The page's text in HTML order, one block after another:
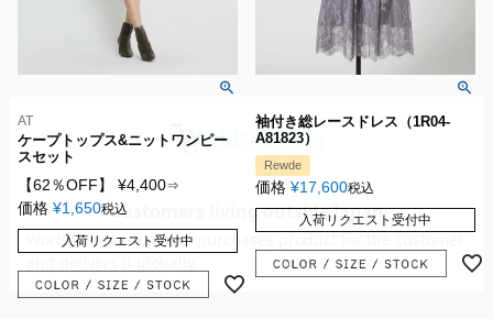
AT
ケープトップス&ニットワンピー
スセット
【62％OFF】 ¥4,400⇒
価格 ¥1,650税込
入荷リクエスト受付中
袖付き総レースドレス（1R04-
A81823）
Rewde
価格 ¥17,600税込
入荷リクエスト受付中